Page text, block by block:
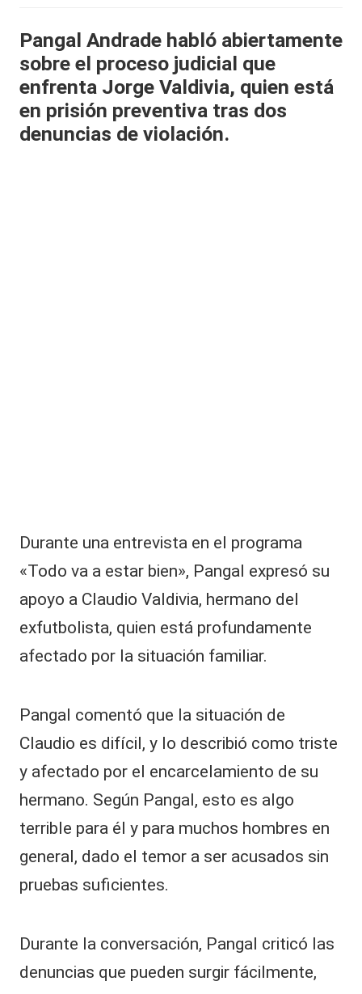
al
it
y
s,
Pangal Andrade habló abiertamente
sobre el proceso judicial que
enfrenta Jorge Valdivia, quien está
en prisión preventiva tras dos
denuncias de violación.
Durante una entrevista en el programa
«Todo va a estar bien», Pangal expresó su
apoyo a Claudio Valdivia, hermano del
exfutbolista, quien está profundamente
afectado por la situación familiar.
Pangal comentó que la situación de
Claudio es difícil, y lo describió como triste
y afectado por el encarcelamiento de su
hermano. Según Pangal, esto es algo
terrible para él y para muchos hombres en
general, dado el temor a ser acusados sin
pruebas suficientes.
Durante la conversación, Pangal criticó las
denuncias que pueden surgir fácilmente,